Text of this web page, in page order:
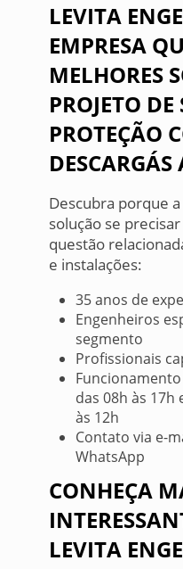
LEVITA
EMPRESA
MELHORES
PROJETO
PROTEÇÃO
Descubra porque
solução se
questão
e instalações:
35 anos de
Engenheiros
segmento
Profissionais
das 08h às 17h
às 12h
Contato via e-
WhatsApp
CONHEÇA
LEVITA